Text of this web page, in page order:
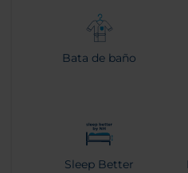
Bata de baño
Sleep Better